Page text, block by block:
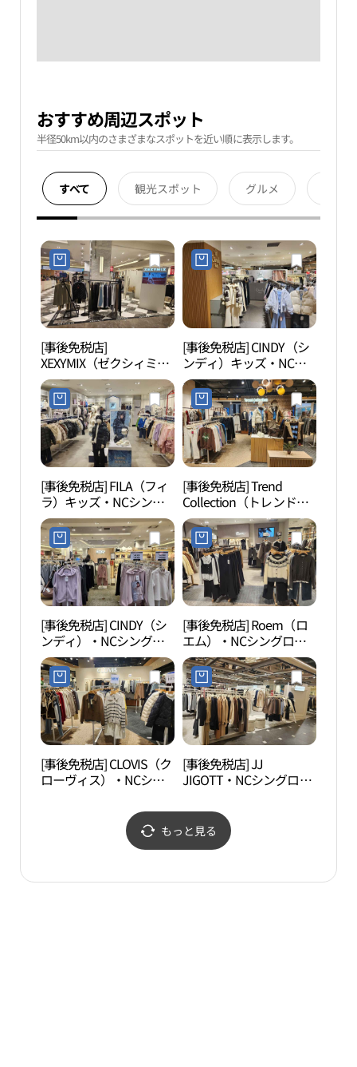
おすすめ周辺スポット
半径50km以内のさまざまなスポットを近い順に表示します。
すべて 観光スポット グルメ
[事後免税店]
XEXYMIX（ゼクシィミッ
クス）・NCシングロ
（新九老）店(젝시믹스
NC 신구로점)
[事後免税店] CINDY（シ
ンディ）キッズ・NCシ
ングロ（新九老）店(신
디키즈 NC 신구로점)
[事後免税店] FILA（フィ
ラ）キッズ・NCシング
ロ（新九老）店(휠라키
즈 NC 신구로점)
[事後免税店] Trend
Collection（トレンドコ
レクション）・NCシン
グロ（新九老）店(트렌
드컬렉션 NC 신구로점)
[事後免税店] CINDY（シ
ンディ）・NCシングロ
（新九老）店(신디 NC 신
구로점)
[事後免税店] Roem（ロ
エム）・NCシングロ
（新九老）店(로엠 NC 신
구로점)
[事後免税店] CLOVIS（ク
ローヴィス）・NCシン
비스 NC 신구로점)
[事後免税店] JJ
JIGOTT・NCシングロ
NC 신구로점)
もっと見る